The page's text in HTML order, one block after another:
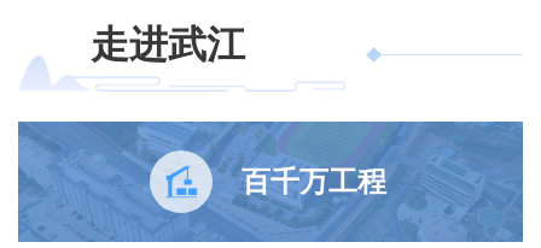
走进武江
百千万工程